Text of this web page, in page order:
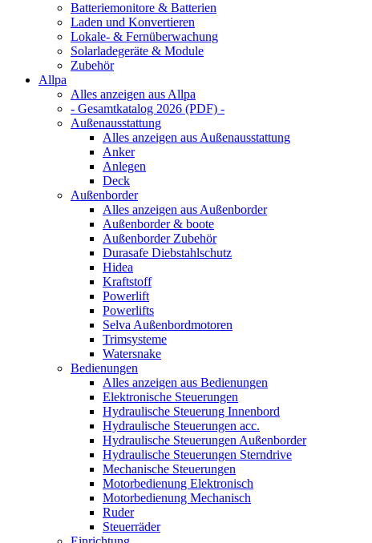
Batteriemonitore & Batterien
Laden und Konvertieren
Lokale- & Fernüberwachung
Solarladegeräte & Module
Zubehör
Allpa
Alles anzeigen aus Allpa
- Gesamtkatalog 2026 (PDF) -
Außenausstattung
Alles anzeigen aus Außenausstattung
Anker
Anlegen
Deck
Außenborder
Alles anzeigen aus Außenborder
Außenborder & boote
Außenborder Zubehör
Durasafe Diebstahlschutz
Hidea
Kraftstoff
Powerlift
Powerlifts
Selva Außenbordmotoren
Trimsysteme
Watersnake
Bedienungen
Alles anzeigen aus Bedienungen
Elektronische Steuerungen
Hydraulische Steuerung Innenbord
Hydraulische Steuerungen acc.
Hydraulische Steuerungen Außenborder
Hydraulische Steuerungen Sterndrive
Mechanische Steuerungen
Motorbedienung Elektronisch
Motorbedienung Mechanisch
Ruder
Steuerräder